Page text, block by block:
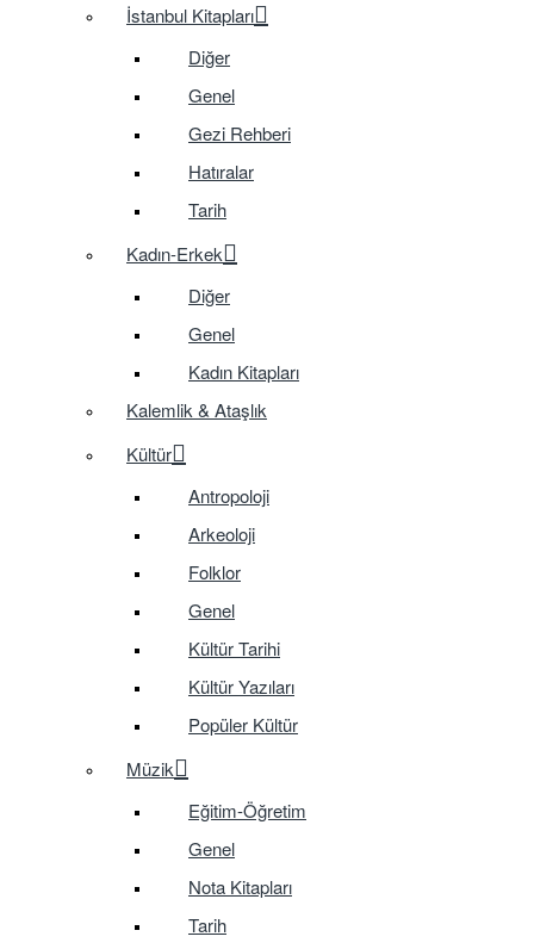
İstanbul Kitapları
Diğer
Genel
Gezi Rehberi
Hatıralar
Tarih
Kadın-Erkek
Diğer
Genel
Kadın Kitapları
Kalemlik & Ataşlık
Kültür
Antropoloji
Arkeoloji
Folklor
Genel
Kültür Tarihi
Kültür Yazıları
Popüler Kültür
Müzik
Eğitim-Öğretim
Genel
Nota Kitapları
Tarih